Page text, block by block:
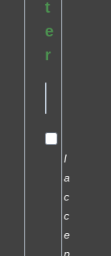
t
e
r
I
a
c
c
e